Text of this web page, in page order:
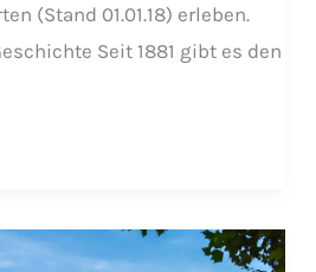
(Stand 01.01.18) erleben.
Seit 1881 gibt es den